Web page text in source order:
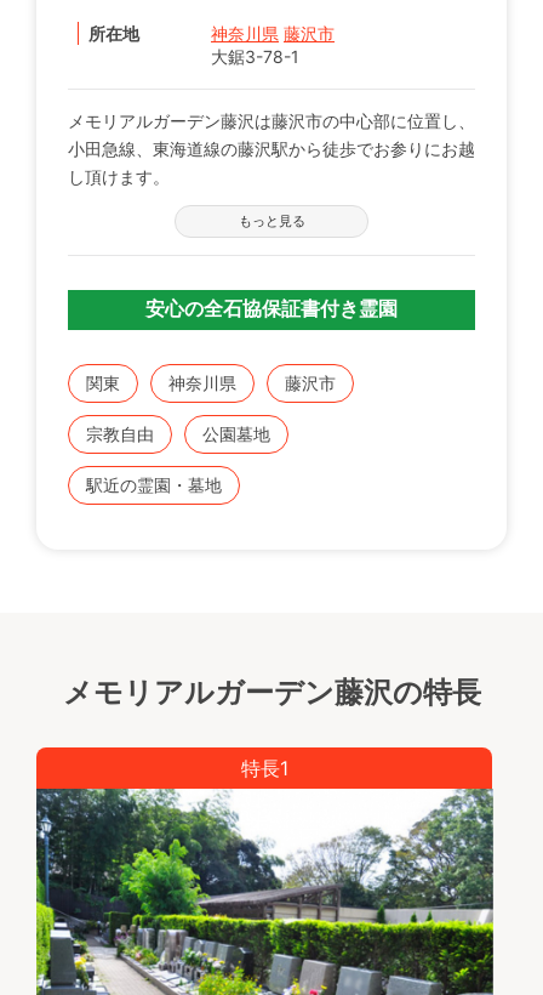
所在地 神奈川県 藤沢市
大鋸3-78-1
メモリアルガーデン藤沢は藤沢市の中心部に位置し、
小田急線、東海道線の藤沢駅から徒歩でお参りにお越
し頂けます。
もっと見る
安心の全石協保証書付き霊園
関東 神奈川県 藤沢市
宗教自由 公園墓地
駅近の霊園・墓地
メモリアルガーデン藤沢の特長
特長1